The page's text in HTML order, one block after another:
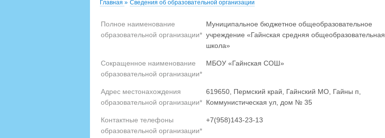
Главная » Сведения об образовательной организации
Полное наименование
образовательной организации*
Муниципальное бюджетное общеобразовательное
учреждение «Гайнская средняя общеобразовательная
школа»
Сокращенное наименование
образовательной организации*
МБОУ «Гайнская СОШ»
Адрес местонахождения
образовательной организации*
619650, Пермский край, Гайнский МО, Гайны п,
Коммунистическая ул, дом № 35
Контактные телефоны
образовательной организации*
+7(958)143-23-13